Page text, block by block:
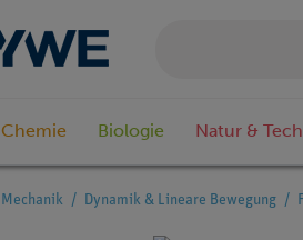
Chemie Biologie Natur &
Mechanik Dynamik & Lineare Bewegung